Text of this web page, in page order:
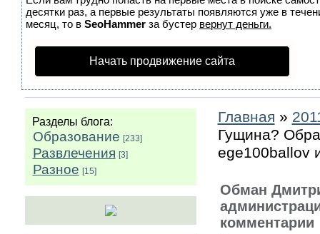
десятки раз, а первые результаты появляются уже в
месяц, то в SeoHammer за бустер вернут деньги.
Начать продвижение сайта
Разделы блога:
Образование [233]
Развлечения [3]
Разное [15]
Главная »
Гущина?
ege100ballov
Обман
комментарии